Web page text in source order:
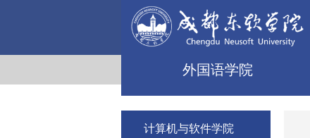
外国语学院
计算机与软件学院